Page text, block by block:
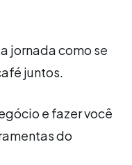
jornada como se
juntos.
e fazer você
do